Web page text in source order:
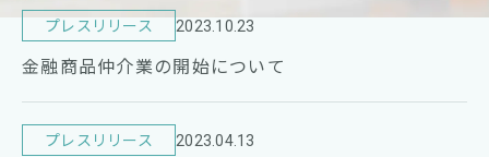
プレスリリース 2023.10.23
金融商品仲介業の開始について
プレスリリース 2023.04.13